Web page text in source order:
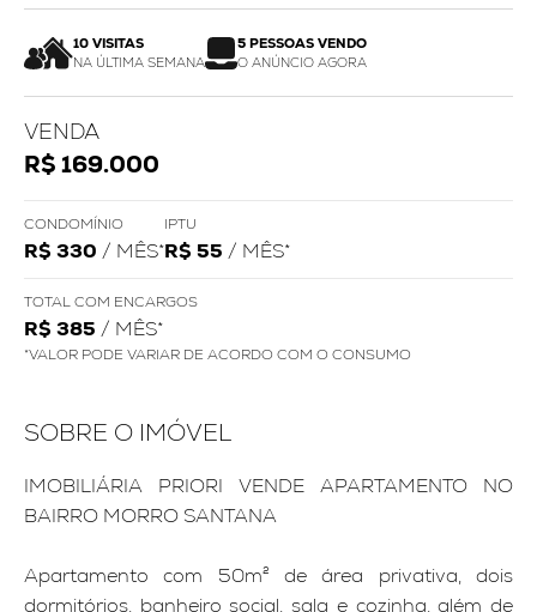
10 VISITAS
NA ÚLTIMA SEMANA
5 PESSOAS VENDO
O ANÚNCIO AGORA
VENDA
R$ 169.000
CONDOMÍNIO
R$ 330 / MÊS*
IPTU
R$ 55 / MÊS*
TOTAL COM ENCARGOS
R$ 385 / MÊS*
*VALOR PODE VARIAR DE ACORDO COM O CONSUMO
SOBRE O IMÓVEL
IMOBILIÁRIA PRIORI VENDE APARTAMENTO NO
BAIRRO MORRO SANTANA
Apartamento com 50m² de área privativa, dois
dormitórios, banheiro social, sala e cozinha, além de